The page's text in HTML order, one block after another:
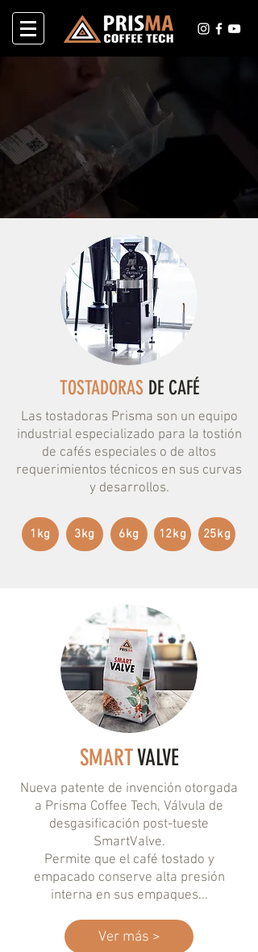
TOSTADORAS DE CAFÉ
Las tostadoras Prisma son un equipo
industrial especializado para la tostión
de cafés especiales o de altos
requerimientos técnicos en sus curvas
y desarrollos.
1kg 3kg 6kg 12kg 25kg
SMARTVALVE
Nueva patente de invención otorgada
a Prisma Coffee Tech, Válvula de
desgasificación post-tueste
SmartValve.
Permite que el café tostado y
empacado conserve alta presión
interna en sus empaques...
Ver más >